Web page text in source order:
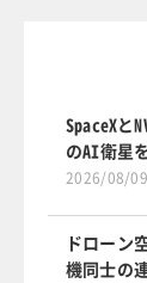
SpaceXと
のAI衛星
2026/08/
ドローン
機同士の